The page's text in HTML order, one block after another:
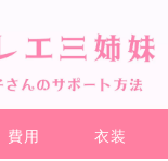
費用 衣装